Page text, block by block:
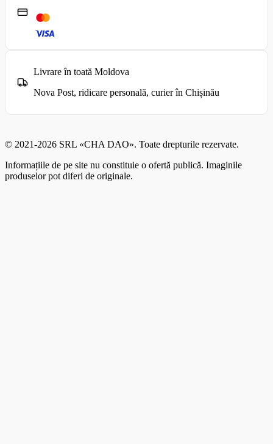
Livrare în toată Moldova
Nova Post, ridicare personală, curier în Chișinău
© 2021-2026 SRL «CHA DAO». Toate drepturile rezervate.
Informațiile de pe site nu constituie o ofertă publică. Imaginile
produselor pot diferi de originale.